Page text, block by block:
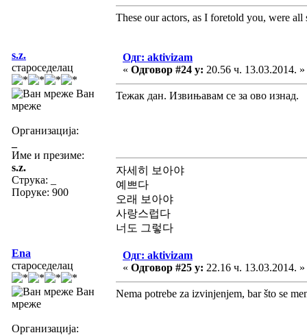
These our actors, as I foretold you, were
s.z.
староседелац
Ван
мреже
Организација:
Име и презиме:
s.z.
Струка:
Поруке: 900
Одг: aktivizam
« Одговор #24 у: 20.56 ч. 13.03.2014. »
Тежак дан. Извињавам се за ово изнад.
자세히 보아야
예쁘다
오래 보아야
사랑스럽다
너도 그렇다
Ena
староседелац
Ван
мреже
Организација:
Одг: aktivizam
« Одговор #25 у: 22.16 ч. 13.03.2014. »
Nema potrebe za izvinjenjem, bar što se